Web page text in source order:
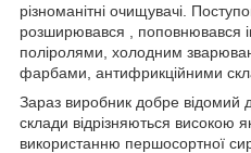
різноманітні очищувачі.
розширювався , поповнювався
поліролями, холодним
фарбами, антифрикційними
Зараз виробник добре
склади відрізняються високою
використанню першосортної